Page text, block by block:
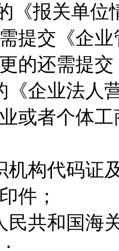
《报关单
提交《企
的还需提
《企业法人
或者个体
机构代码证
件；
民共和国海